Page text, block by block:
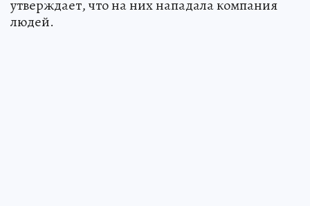
утверждает, что на них нападала компания
людей.